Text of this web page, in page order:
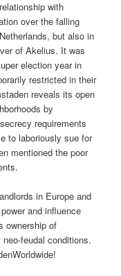
with
over the falling
but also in
of Akelius. It was
election year in
restricted in their
reveals its open
by
requirements
to laboriously sue for
mentioned the poor
in Europe and
and influence
ownership of
feudal conditions.